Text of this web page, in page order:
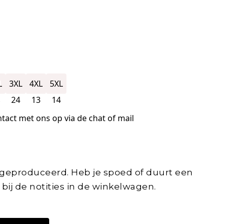
3XL
24
4XL
13
5XL
14
met ons op via de chat of mail
Heb je spoed of duurt een
de notities in de winkelwagen.